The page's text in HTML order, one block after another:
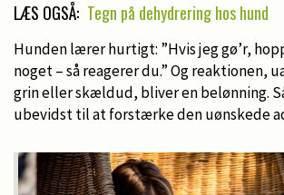
LÆS OGSÅ: Tegn på dehydrering hos hund
Hunden lærer hurtigt: ”Hvis jeg gø’r,
noget – så reagerer du.” Og reaktionen,
grin eller skældud, bliver en belønning.
ubevidst til at forstærke den uønskede